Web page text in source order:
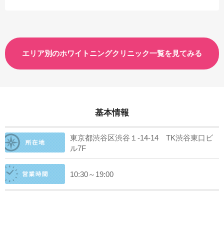
エリア別のホワイトニングクリニック一覧を見てみる
基本情報
東京都渋谷区渋谷１-14-14 TK渋谷東口ビ
ル7F
10:30～19:00